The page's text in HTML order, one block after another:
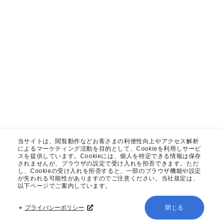
当サイトは、閲覧動作などお客さまの利便性向上やアクセス解析
によるマーケティング活動を目的として、Cookieを利用しサービ
スを提供しています。Cookieには、個人を特定できる情報は保存
されませんが、ブラウザの設定で受け入れを拒否できます。ただ
し、Cookieの受け入れを拒否すると、一部のブラウザ機能や設定
が失われる可能性がありますのでご注意ください。当社規定は、
以下ページでご案内しています。
プライバシーポリシー 閉じる